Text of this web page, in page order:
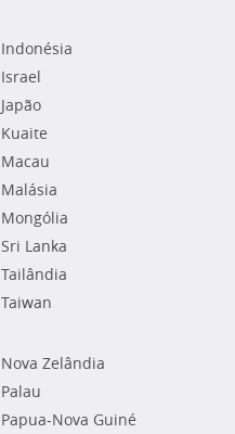
Indonésia
Israel
Japão
Kuaite
Macau
Malásia
Mongólia
Sri Lanka
Tailândia
Taiwan
Nova Zelândia
Palau
Papua-Nova Guiné